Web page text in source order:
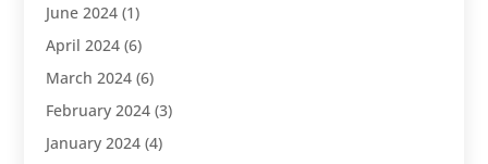
June 2024 (1)
April 2024 (6)
March 2024 (6)
February 2024 (3)
January 2024 (4)